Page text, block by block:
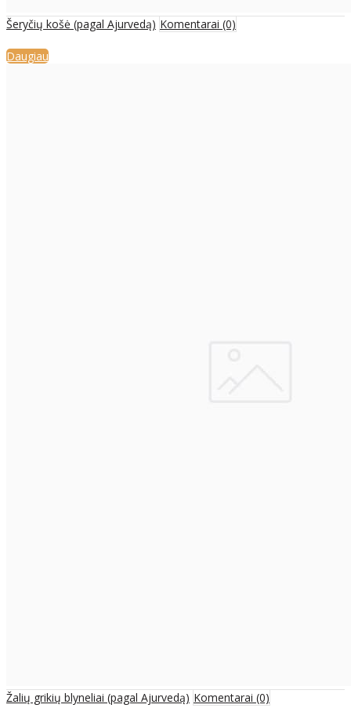
Šeryčių košė (pagal Ajurvedą) Komentarai (0)
Daugiau
Žalių grikių blyneliai (pagal Ajurvedą) Komentarai (0)